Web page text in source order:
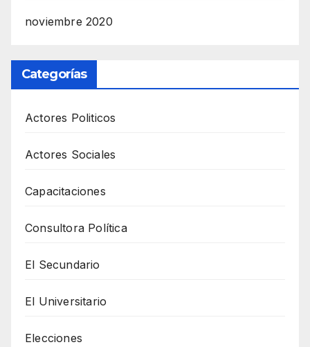
noviembre 2020
Categorías
Actores Politicos
Actores Sociales
Capacitaciones
Consultora Política
El Secundario
El Universitario
Elecciones